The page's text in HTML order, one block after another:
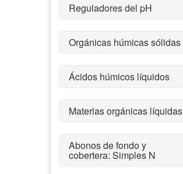
Reguladores del pH
Orgánicas húmicas sólidas
Ácidos húmicos líquidos
Materias orgánicas líquidas
Abonos de fondo y
cobertera: Simples N